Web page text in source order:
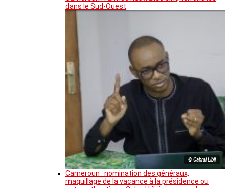
dans le Sud-Ouest
© Cabral Libii
Cameroun : nomination des généraux,
maquillage de la vacance à la présidence ou